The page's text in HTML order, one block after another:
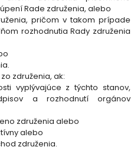
Rade združenia, alebo
pričom v takom prípade
rozhodnutia Rady združenia
združenia, ak:
vyplývajúce z týchto stanov,
a rozhodnutí orgánov
združenia alebo
alebo
združenia.